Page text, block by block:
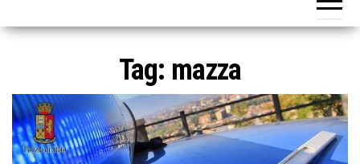
a
v
a
z
i
Tag: mazza